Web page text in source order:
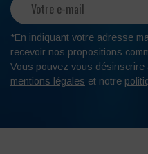
vêtements haute visibilité,
Dernier avantage : le gilet
ample pour se porter sur
professionnelle.
*En indiquant votre adresse
recevoir nos propositions
Vous pouvez vous désinscrire
mentions légales et notre